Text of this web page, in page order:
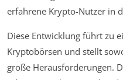
erfahrene Krypto-Nutzer in
Diese Entwicklung führt zu
Kryptobörsen und stellt
große Herausforderungen.